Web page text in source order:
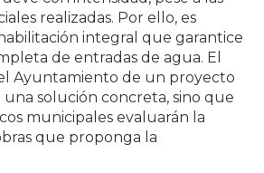
realizadas. Por ello, es
integral que garantice
de entradas de agua. El
Ayuntamiento de un proyecto
una solución concreta, sino que
municipales evaluarán la
que proponga la